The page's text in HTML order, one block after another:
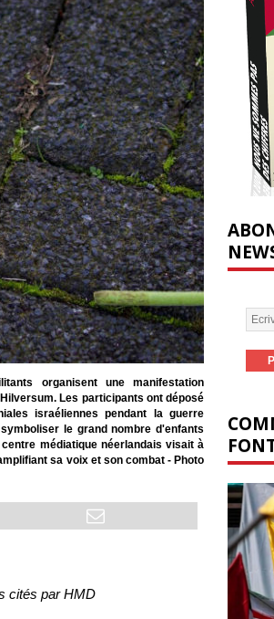
organisent une manifestation
Les participants ont déposé
israéliennes pendant la guerre
le grand nombre d'enfants
médiatique néerlandais visait à
sa voix et son combat - Photo
cités par HMD